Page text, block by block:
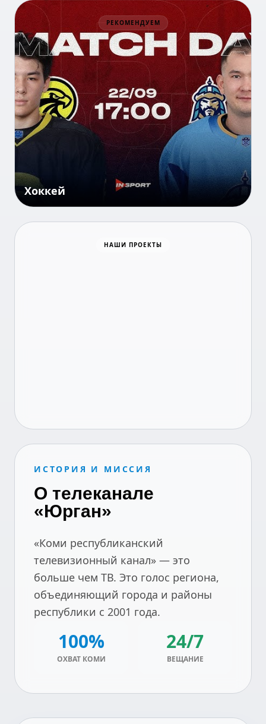
РЕКОМЕНДУЕМ
Хоккей
НАШИ ПРОЕКТЫ
Все о занятости
ИСТОРИЯ И МИССИЯ
О телеканале
«Юрган»
«Коми республиканский
телевизионный канал» — это
больше чем ТВ. Это голос региона,
объединяющий города и районы
республики с 2001 года.
100%
ОХВАТ КОМИ
24/7
ВЕЩАНИЕ